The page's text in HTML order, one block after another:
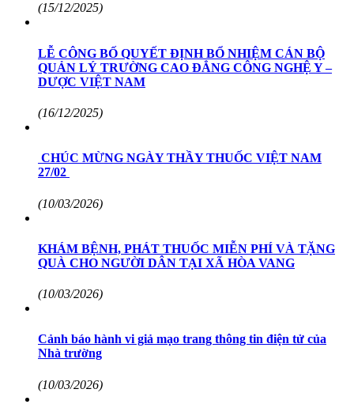
(15/12/2025)
LỄ CÔNG BỐ QUYẾT ĐỊNH BỔ NHIỆM CÁN BỘ
QUẢN LÝ TRƯỜNG CAO ĐẲNG CÔNG NGHỆ Y –
DƯỢC VIỆT NAM
(16/12/2025)
​ CHÚC MỪNG NGÀY THẦY THUỐC VIỆT NAM
27/02 ​
(10/03/2026)
KHÁM BỆNH, PHÁT THUỐC MIỄN PHÍ VÀ TẶNG
QUÀ CHO NGƯỜI DÂN TẠI XÃ HÒA VANG
(10/03/2026)
Cảnh báo hành vi giả mạo trang thông tin điện tử của
Nhà trường
(10/03/2026)